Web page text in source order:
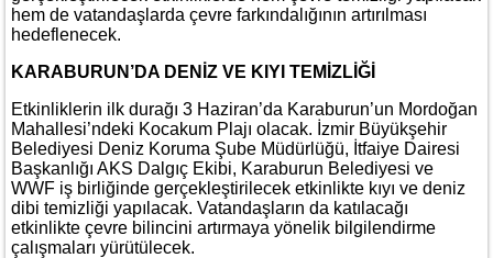
hem de vatandaşlarda çevre farkındalığının artırılması
hedeflenecek.
KARABURUN’DA DENİZ VE KIYI TEMİZLİĞİ
Etkinliklerin ilk durağı 3 Haziran’da Karaburun’un Mordoğan
Mahallesi’ndeki Kocakum Plajı olacak. İzmir Büyükşehir
Belediyesi Deniz Koruma Şube Müdürlüğü, İtfaiye Dairesi
Başkanlığı AKS Dalgıç Ekibi, Karaburun Belediyesi ve
WWF iş birliğinde gerçekleştirilecek etkinlikte kıyı ve deniz
dibi temizliği yapılacak. Vatandaşların da katılacağı
etkinlikte çevre bilincini artırmaya yönelik bilgilendirme
çalışmaları yürütülecek.